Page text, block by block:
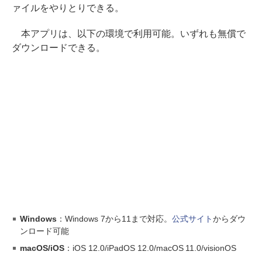
ァイルをやりとりできる。
本アプリは、以下の環境で利用可能。いずれも無償で
ダウンロードできる。
Windows ：Windows 7から11まで対応。 公式サイトからダウ
ンロード可能
macOS/iOS：iOS 12.0/iPadOS 12.0/macOS 11.0/visionOS